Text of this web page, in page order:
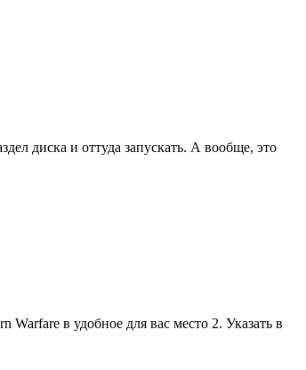
диска и оттуда запускать. А вообще, это
в удобное для вас место 2. Указать в